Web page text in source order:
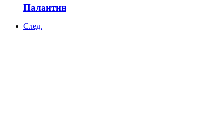
Палантин
След.